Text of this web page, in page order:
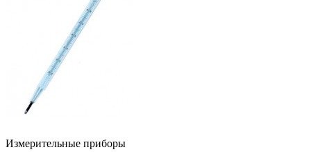
Измерительные приборы